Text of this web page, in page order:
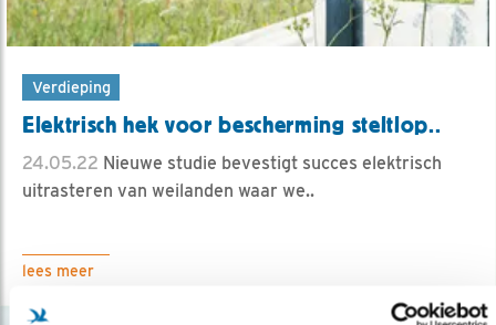
Verdieping
Elektrisch hek voor bescherming steltlop..
24.05.22 Nieuwe studie bevestigt succes elektrisch
uitrasteren van weilanden waar we..
lees meer